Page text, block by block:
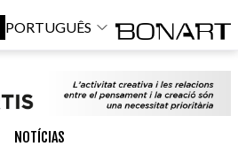
PORTUGUÊS
NOTÍCIAS